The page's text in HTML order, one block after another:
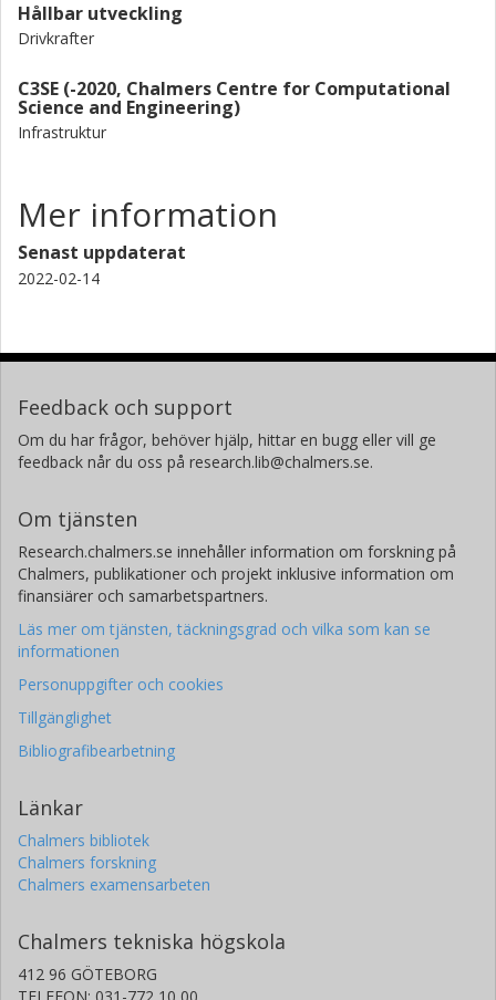
Hållbar utveckling
Drivkrafter
C3SE (-2020, Chalmers Centre for Computational
Science and Engineering)
Infrastruktur
Mer information
Senast uppdaterat
2022-02-14
Feedback och support
Om du har frågor, behöver hjälp, hittar en bugg eller vill ge
feedback når du oss på research.lib@chalmers.se.
Om tjänsten
Research.chalmers.se innehåller information om forskning på
Chalmers, publikationer och projekt inklusive information om
finansiärer och samarbetspartners.
Läs mer om tjänsten, täckningsgrad och vilka som kan se
informationen
Personuppgifter och cookies
Tillgänglighet
Bibliografibearbetning
Länkar
Chalmers bibliotek
Chalmers forskning
Chalmers examensarbeten
Chalmers tekniska högskola
412 96 GÖTEBORG